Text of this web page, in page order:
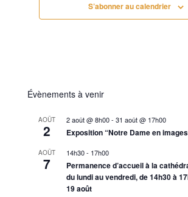
S’abonner au calendrier
Évènements à venir
AOÛT
2
2 août @ 8h00- 31 août @ 17h00
Exposition “Notre Dame en
AOÛT
7
14h30- 17h00
Permanence d’accueil à la
du lundi au vendredi, de 14h30 à
19 août